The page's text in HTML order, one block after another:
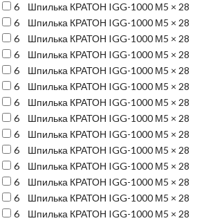
6
Шпилька КРАТОН IGG-1000 М5 × 28
6
Шпилька КРАТОН IGG-1000 М5 × 28
6
Шпилька КРАТОН IGG-1000 М5 × 28
6
Шпилька КРАТОН IGG-1000 М5 × 28
6
Шпилька КРАТОН IGG-1000 М5 × 28
6
Шпилька КРАТОН IGG-1000 М5 × 28
6
Шпилька КРАТОН IGG-1000 М5 × 28
6
Шпилька КРАТОН IGG-1000 М5 × 28
6
Шпилька КРАТОН IGG-1000 М5 × 28
6
Шпилька КРАТОН IGG-1000 М5 × 28
6
Шпилька КРАТОН IGG-1000 М5 × 28
6
Шпилька КРАТОН IGG-1000 М5 × 28
6
Шпилька КРАТОН IGG-1000 М5 × 28
6
Шпилька КРАТОН IGG-1000 М5 × 28